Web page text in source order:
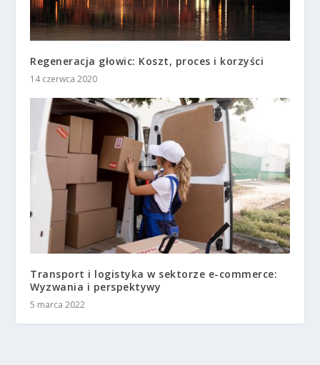
Regeneracja głowic: Koszt, proces i korzyści
14 czerwca 2020
Transport i logistyka w sektorze e-commerce:
Wyzwania i perspektywy
5 marca 2022